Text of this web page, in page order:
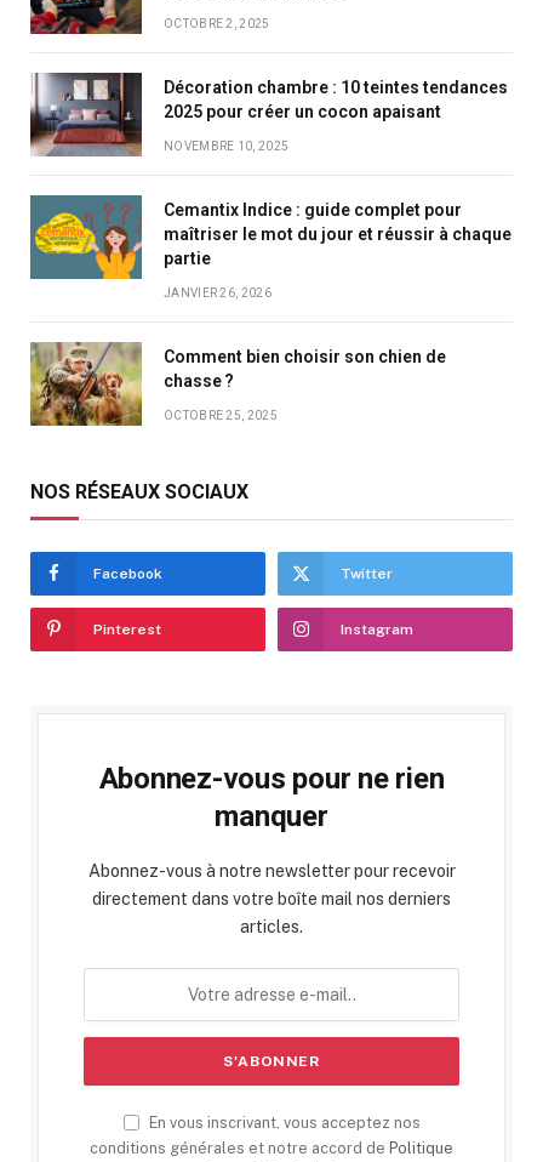
OCTOBRE 2, 2025
Décoration chambre : 10 teintes tendances
2025 pour créer un cocon apaisant
NOVEMBRE 10, 2025
Cemantix Indice : guide complet pour
maîtriser le mot du jour et réussir à chaque
partie
JANVIER 26, 2026
Comment bien choisir son chien de
chasse ?
OCTOBRE 25, 2025
NOS RÉSEAUX SOCIAUX
Facebook Twitter
Pinterest Instagram
Abonnez-vous pour ne rien
manquer
Abonnez-vous à notre newsletter pour recevoir
directement dans votre boîte mail nos derniers
articles.
En vous inscrivant, vous acceptez nos
conditions générales et notre accord de Politique